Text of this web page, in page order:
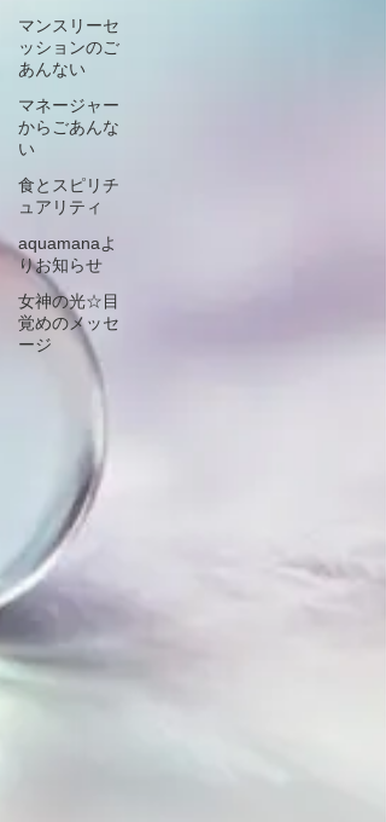
マンスリーセ
ッションのご
あんない
マネージャー
からごあんな
い
食とスピリチ
ュアリティ
aquamanaよ
りお知らせ
女神の光☆目
覚めのメッセ
ージ